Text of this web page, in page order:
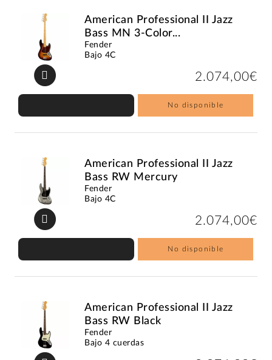
American Professional II Jazz
Bass MN 3-Color...
Fender
Bajo 4C
2.074,00€
No disponible
American Professional II Jazz
Bass RW Mercury
Fender
Bajo 4C
2.074,00€
No disponible
American Professional II Jazz
Bass RW Black
Fender
Bajo 4 cuerdas